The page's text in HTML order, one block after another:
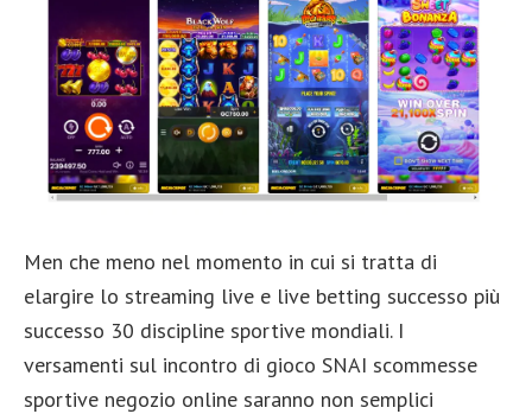
Men che meno nel momento in cui si tratta di
elargire lo streaming live e live betting successo più
successo 30 discipline sportive mondiali. I
versamenti sul incontro di gioco SNAI scommesse
sportive negozio online saranno non semplici